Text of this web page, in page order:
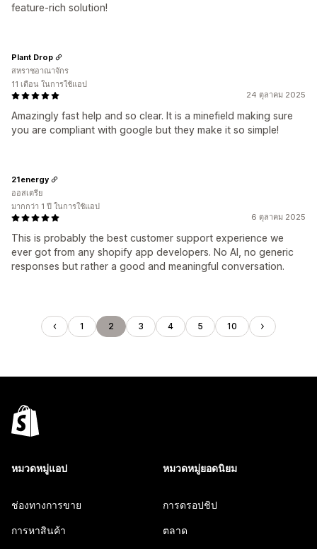
feature-rich solution!
24 ตุลาคม 2025
Amazingly fast help and so clear. It is a minefield making sure
you are compliant with google but they make it so simple!
Plant Drop
สหราชอาณาจักร
11 เดือน ในการใช้แอป
6 ตุลาคม 2025
This is probably the best customer support experience we
ever got from any shopify app developers. No AI, no generic
responses but rather a good and meaningful conversation.
21energy
ออสเตรีย
มากกว่า 1 ปี ในการใช้แอป
1 2 3 4 5 10
หมวดหมู่แอป
ช่องทางการขาย
การหาสินค้า
หมวดหมู่ยอดนิยม
การดรอปชิป
ตลาด